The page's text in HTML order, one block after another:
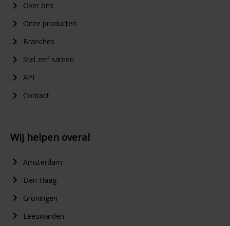
Over ons
Onze producten
Branches
Stel zelf samen
API
Contact
Wij helpen overal
Amsterdam
Den Haag
Groningen
Leeuwarden